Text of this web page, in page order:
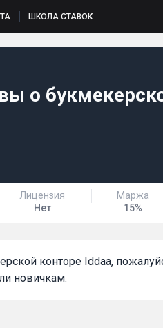
ШКОЛА СТАВОК
о
Лицензия
Нет
Маржа
15%
конторе Iddaa,
новичкам.